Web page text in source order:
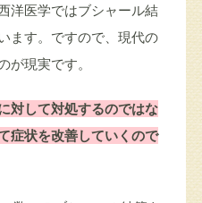
洋医学ではブシャール結
ます。ですので、現代の
が現実です。
対して対処するのではな
症状を改善していくので